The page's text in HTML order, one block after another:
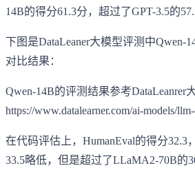
14B的得分61.3分，超过了GPT-3.5的
下图是DataLeaner大模型评测中Qwen-
对比结果：
Qwen-14B的评测结果参考DataLeanrer
https://www.datalearner.com/ai-models/
在代码评估上，HumanEval的得分32.3
33.5略低，但是超过了LLaMA2-70B的